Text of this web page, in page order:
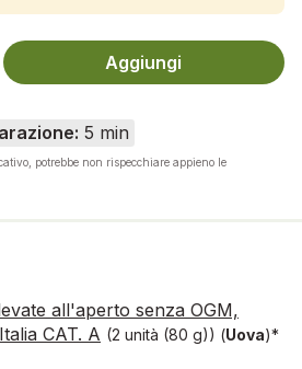
Aggiungi
5 min
potrebbe non rispecchiare appieno le
all'aperto senza OGM,
CAT. A (2 unità (80 g)) (Uova)*